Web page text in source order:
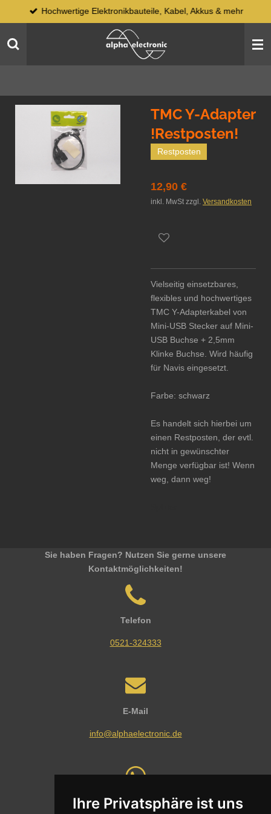
Ihre Privatsphäre ist uns
Hauptinhalt
springen
Hochwertige Elektronikbauteile, Kabel, Akkus & mehr
TMC Y-Adapter
!Restposten!
Restposten
12,90 €
inkl. MwSt zzgl. Versandkosten
Vielseitig einsetzbares,
flexibles und hochwertiges
TMC Y-Adapterkabel von
Mini-USB Stecker auf Mini-
USB Buchse + 2,5mm
Klinke Buchse. Wird häufig
für Navis eingesetzt.
Farbe: schwarz
Es handelt sich hierbei um
einen Restposten, der evtl.
nicht in gewünschter
Menge verfügbar ist! Wenn
weg, dann weg!
Sie haben Fragen? Nutzen Sie gerne unsere
Kontaktmöglichkeiten!
Telefon
0521-324333
E-Mail
info@alphaelectronic.de
Whatsapp